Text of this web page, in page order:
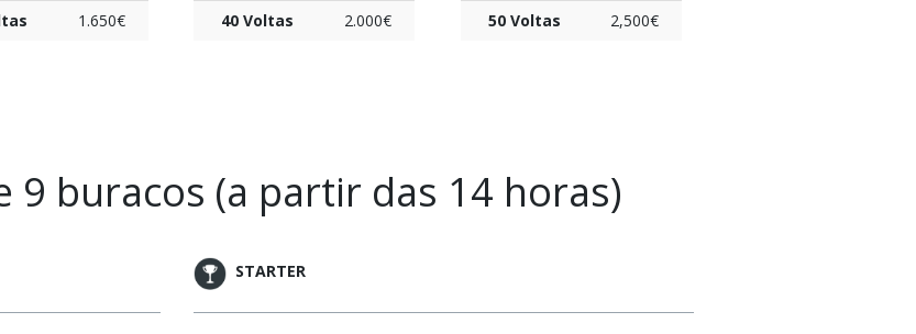
1.650€ 40 Voltas 2.000€ 50 Voltas 2,500€
9 buracos (a partir das 14 horas)
STARTER